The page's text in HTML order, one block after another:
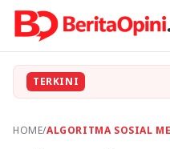
TERKINI
HOME/ALGORITMA SOSIAL